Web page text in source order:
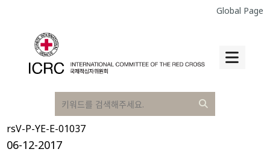
Global Page
rsV-P-YE-E-01037
06-12-2017